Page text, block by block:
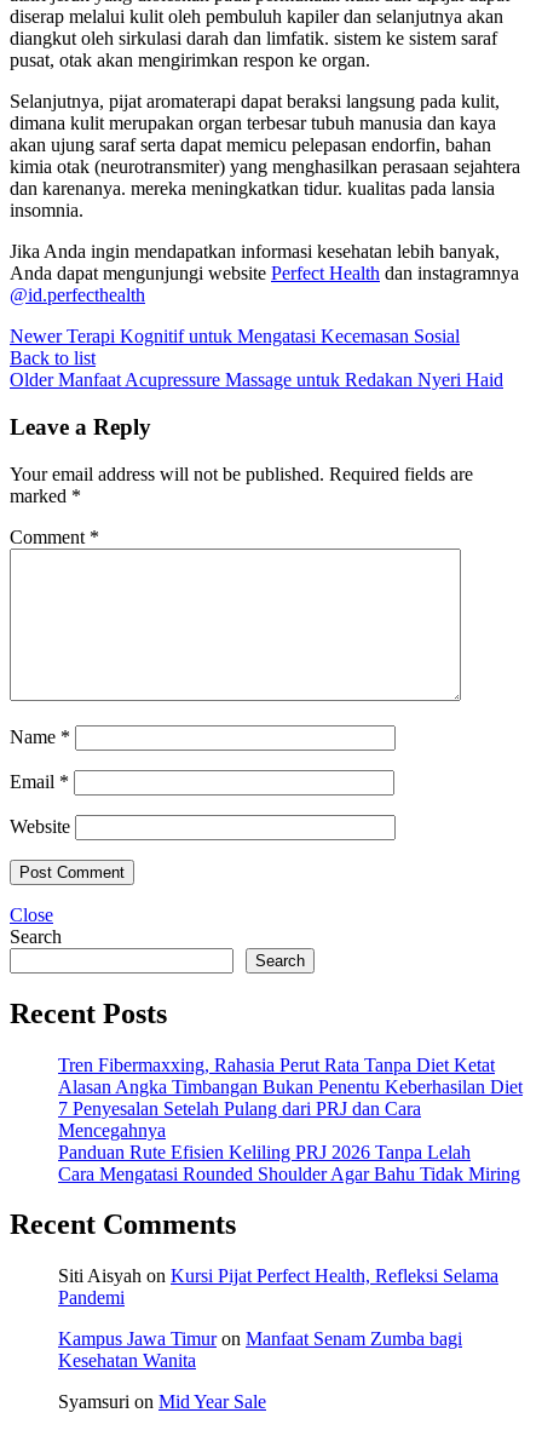
diserap melalui kulit oleh pembuluh kapiler dan selanjutnya akan
diangkut oleh sirkulasi darah dan limfatik. sistem ke sistem saraf
pusat, otak akan mengirimkan respon ke organ.
Selanjutnya, pijat aromaterapi dapat beraksi langsung pada kulit,
dimana kulit merupakan organ terbesar tubuh manusia dan kaya
akan ujung saraf serta dapat memicu pelepasan endorfin, bahan
kimia otak (neurotransmiter) yang menghasilkan perasaan sejahtera
dan karenanya. mereka meningkatkan tidur. kualitas pada lansia
insomnia.
Jika Anda ingin mendapatkan informasi kesehatan lebih banyak,
Anda dapat mengunjungi website Perfect Health dan instagramnya
@id.perfecthealth
Newer Terapi Kognitif untuk Mengatasi Kecemasan Sosial
Back to list
Older Manfaat Acupressure Massage untuk Redakan Nyeri Haid
Leave a Reply
Your email address will not be published. Required fields are
marked *
Comment *
Name *
Email *
Website
Close
Search
Search
Recent Posts
Tren Fibermaxxing, Rahasia Perut Rata Tanpa Diet Ketat
Alasan Angka Timbangan Bukan Penentu Keberhasilan Diet
7 Penyesalan Setelah Pulang dari PRJ dan Cara
Mencegahnya
Panduan Rute Efisien Keliling PRJ 2026 Tanpa Lelah
Cara Mengatasi Rounded Shoulder Agar Bahu Tidak Miring
Recent Comments
Siti Aisyah on Kursi Pijat Perfect Health, Refleksi Selama
Pandemi
Kampus Jawa Timuron Manfaat Senam Zumba bagi
Kesehatan Wanita
Syamsuri on Mid Year Sale